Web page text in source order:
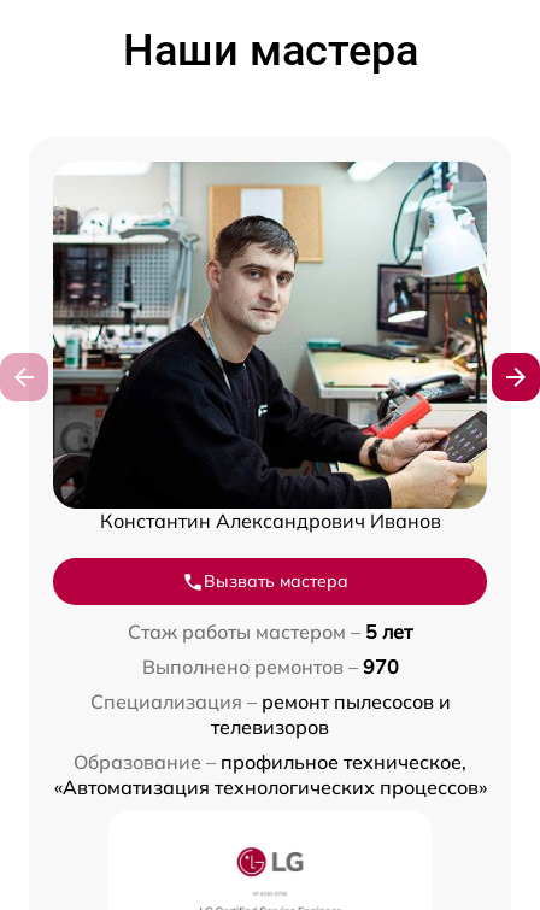
Наши мастера
Константин Александрович Иванов
Вызвать мастера
Стаж работы мастером – 5 лет
Выполнено ремонтов – 970
Специализация – ремонт пылесосов и
телевизоров
Образование – профильное техническое,
«Автоматизация технологических процессов»